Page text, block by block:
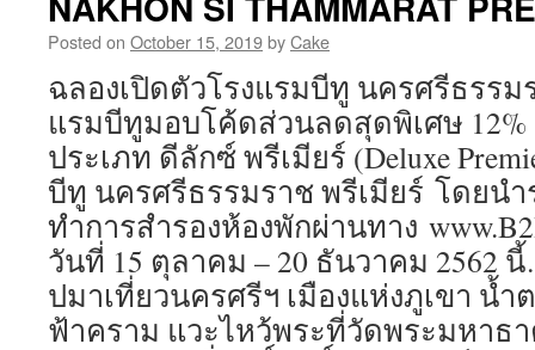
“เที่ยว
ทั่ว
ไทย
ไป
กับ
เครือ
โรงแรม
B2”
@งาน
ไทย
เที่ยว
ไทย
ครั้ง
Posted on October 15, 2019byCake
ฉลองเปิดตัวโรงแรมบีทู นครศรีธรรม
แรมบีทูมอบโค้ดส่วนลดสุดพิเศษ
ประเภท ดีลักซ์ พรีเมียร์ (Deluxe
บีทู นครศรีธรรมราช พรีเมียร์ โดยนำ
ทำการสำรองห้องพักผ่านทาง
วันที่ 15 ตุลาคม – 20 ธันวาคม
ปมาเที่ยวนครศรีฯ เมืองแห่งภูเขา น้ำ
ฟ้าคราม แวะไหว้พระที่วัดพระมหาธ